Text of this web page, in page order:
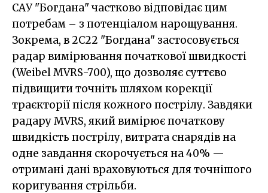
САУ "Богдана" частково відповідає цим
потребам – з потенціалом нарощування.
Зокрема, в 2C22 "Богдана" застосовується
радар вимірювання початкової швидкості
(Weibel MVRS-700), що дозволяє суттєво
підвищити точніть шляхом корекції
траєкторії після кожного пострілу. Завдяки
радару MVRS, який вимірює початкову
швидкість пострілу, витрата снарядів на
одне завдання скорочується на 40% —
отримані дані враховуються для точнішого
коригування стрільби.